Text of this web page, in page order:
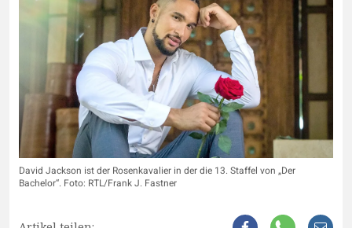
David Jackson ist der Rosenkavalier in der die 13. Staffel von „Der
Bachelor“. Foto: RTL/Frank J. Fastner